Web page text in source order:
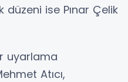
düzeni ise Pınar Çelik
uyarlama
Atıcı,